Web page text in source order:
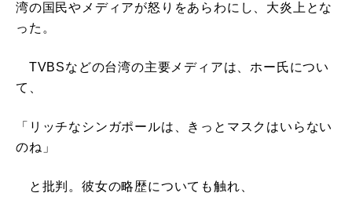
湾の国民やメディアが怒りをあらわにし、大炎上とな
った。
TVBSなどの台湾の主要メディアは、ホー氏につい
て、
「リッチなシンガポールは、きっとマスクはいらない
のね」
と批判。彼女の略歴についても触れ、